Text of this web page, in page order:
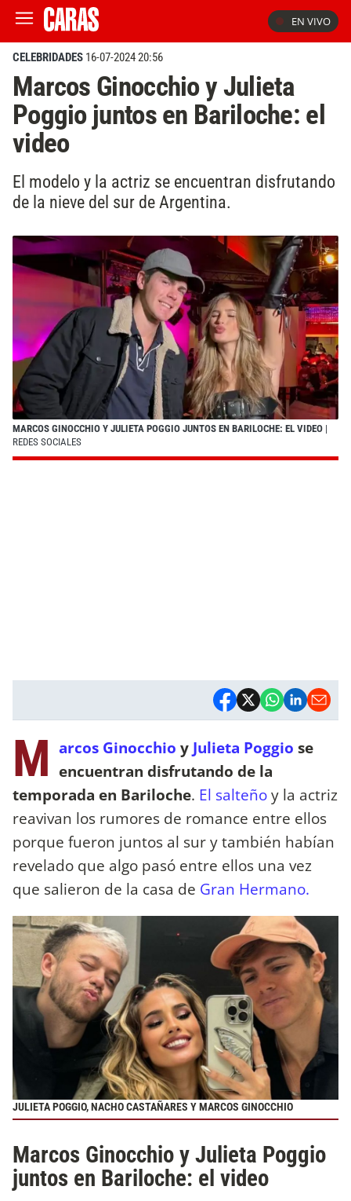
EN VIVO
CELEBRIDADES 16-07-2024 20:56
Marcos Ginocchio y Julieta
Poggio juntos en Bariloche: el
video
El modelo y la actriz se encuentran disfrutando
de la nieve del sur de Argentina.
MARCOS GINOCCHIO Y JULIETA POGGIO JUNTOS EN BARILOCHE: EL VIDEO |
REDES SOCIALES
M arcos Ginocchio y Julieta Poggio se
encuentran disfrutando de la
temporada en Bariloche. El salteñoy la actriz
reavivan los rumores de romance entre ellos
porque fueron juntos al sur y también habían
revelado que algo pasó entre ellos una vez
que salieron de la casa de Gran Hermano.
JULIETA POGGIO, NACHO CASTAÑARES Y MARCOS GINOCCHIO
Marcos Ginocchio y Julieta Poggio
juntos en Bariloche: el video